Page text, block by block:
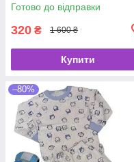
Готово до відправки
320 ₴ 1 600 ₴
Купити
–80%